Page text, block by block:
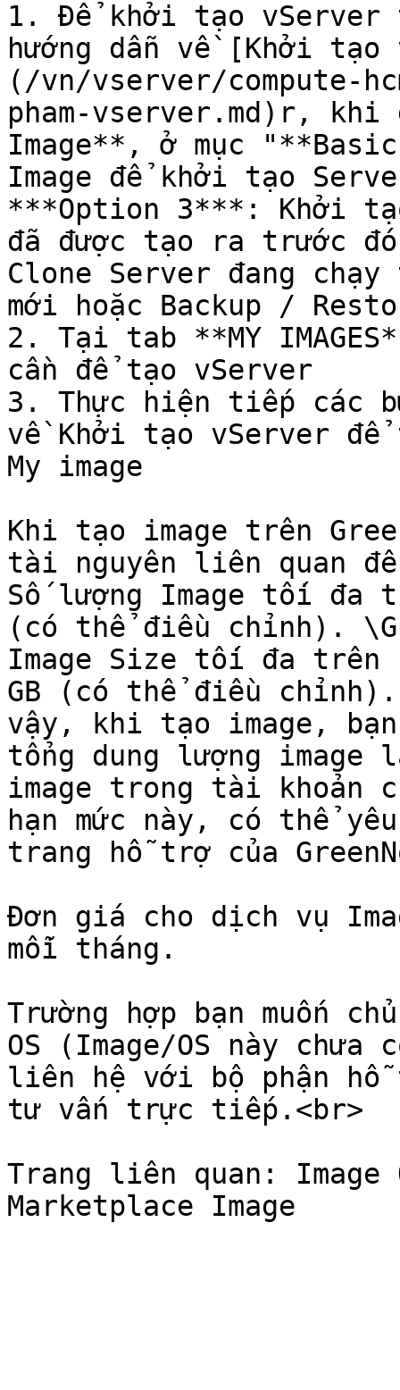
1. Để khởi tạo vServer
hướng dẫn về [Khởi tạo
(/vn/vserver/compute-
pham-vserver.md)r, khi
Image**, ở mục
Image để khởi tạo
***Option 3***: Khởi
đã được tạo ra trước
Clone Server đang
mới hoặc Backup /
2. Tại tab **MY
cần để tạo vServer
3. Thực hiện tiếp các
về Khởi tạo vServer
My image
Khi tạo image trên
tài nguyên liên quan
Số lượng Image tối đa
(có thể điều chỉnh).
Image Size tối đa trên
GB (có thể điều chỉnh).
vậy, khi tạo image,
tổng dung lượng image
image trong tài khoản
hạn mức này, có thể
trang hỗ trợ của
Đơn giá cho dịch vụ
mỗi tháng.
Trường hợp bạn muốn
OS (Image/OS này chưa
liên hệ với bộ phận hỗ
tư vấn trực tiếp.<br>
Trang liên quan: Image